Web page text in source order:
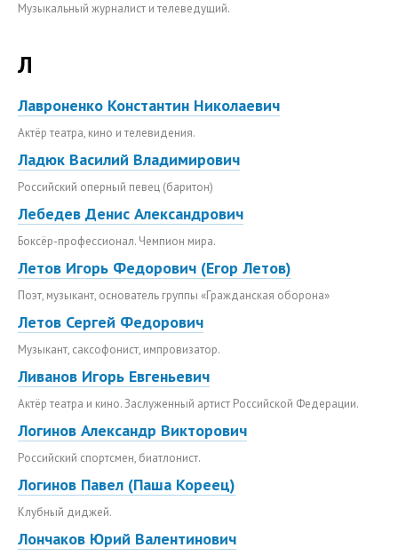
Музыкальный журналист и телеведущий.
Л
Лавроненко Константин Николаевич
Актёр театра, кино и телевидения.
Ладюк Василий Владимирович
Российский оперный певец (баритон)
Лебедев Денис Александрович
Боксёр-профессионал. Чемпион мира.
Летов Игорь Федорович (Егор Летов)
Поэт, музыкант, основатель группы «Гражданская оборона»
Летов Сергей Федорович
Музыкант, саксофонист, импровизатор.
Ливанов Игорь Евгеньевич
Актёр театра и кино. Заслуженный артист Российской Федерации.
Логинов Александр Викторович
Российский спортсмен, биатлонист.
Логинов Павел (Паша Кореец)
Клубный диджей.
Лончаков Юрий Валентинович